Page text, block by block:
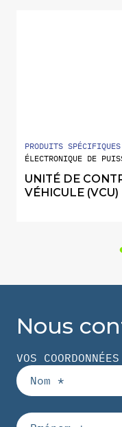
PRODUITS
ÉLECTRONIQUE DE
UNITÉ DE
VÉHICULE (VCU)
Nous
VOS COORDONNÉES